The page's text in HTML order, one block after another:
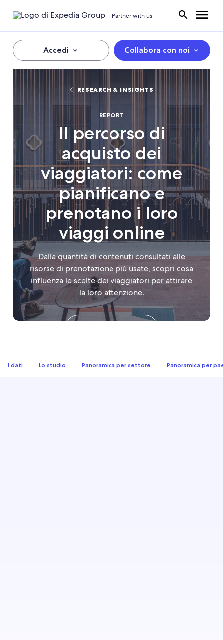
Partner with us
Accedi Collabora con noi
RESEARCH & INSIGHTS
REPORT
Il percorso di
acquisto dei
viaggiatori: come
pianificano e
prenotano i loro
viaggi online
Dalla quantità di contenuti consultati alle
risorse di prenotazione più usate, scopri cosa
influenza le scelte dei viaggiatori per attirare
la loro attenzione.
I dati Lo studio Panoramica per settore Panoramica per